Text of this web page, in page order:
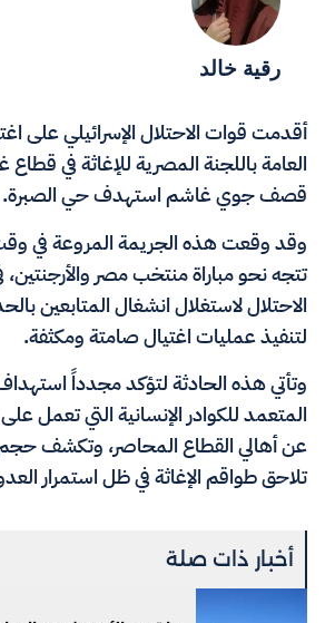
رقية خالد
أقدمت قوات الاحتلال الإسرائيلي على
العامة باللجنة المصرية للإغاثة في
قصف جوي غاشم استهدف حي الصبرة.
وقد وقعت هذه الجريمة المروعة في وقت
تتجه نحو مباراة منتخب مصر
الاحتلال لاستغلال انشغال المتابعين
لتنفيذ عمليات اغتيال صامتة ومكثفة.
وتأتي هذه الحادثة لتؤكد مجدداً
المتعمد للكوادر الإنسانية التي تعمل
عن أهالي القطاع المحاصر، وتكشف حجم
تلاحق طواقم الإغاثة في ظل استمرار
أخبار ذات صلة